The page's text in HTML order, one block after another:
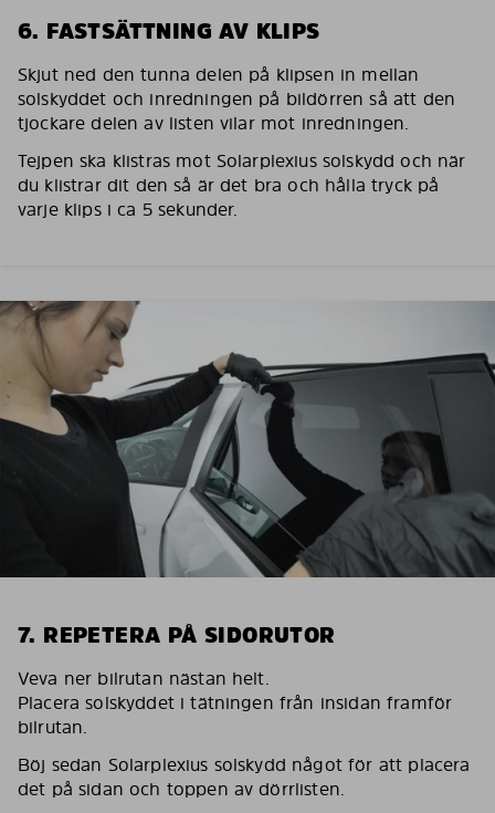
6. FASTSÄTTNING AV KLIPS
Skjut ned den tunna delen på klipsen in mellan
solskyddet och inredningen på bildörren så att den
tjockare delen av listen vilar mot inredningen.
Tejpen ska klistras mot Solarplexius solskydd och när
du klistrar dit den så är det bra och hålla tryck på
varje klips i ca 5 sekunder.
7. REPETERA PÅ SIDORUTOR
Veva ner bilrutan nästan helt.
Placera solskyddet i tätningen från insidan framför
bilrutan.
Böj sedan Solarplexius solskydd något för att placera
det på sidan och toppen av dörrlisten.